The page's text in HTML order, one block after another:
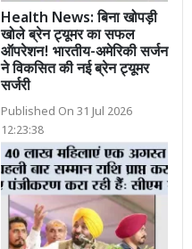
Health News: बिना खोपड़ी
खोले ब्रेन ट्यूमर का सफल
ऑपरेशन! भारतीय-अमेरिकी सर्जन
ने विकसित की नई ब्रेन ट्यूमर
सर्जरी
Published On 31 Jul 2026
12:23:38